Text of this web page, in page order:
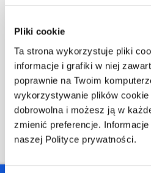
Pliki cookie
Ta strona wykorzystuje pliki
informacje i grafiki w niej
poprawnie na Twoim
wykorzystywanie plików cookie
dobrowolna i możesz ją w
zmienić preferencje.
naszej Polityce prywatności.
zapytania,
WIĘCEJ